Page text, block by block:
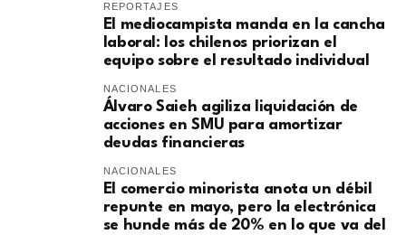
REPORTAJES
El mediocampista manda en la cancha
laboral: los chilenos priorizan el
equipo sobre el resultado individual
NACIONALES
​Álvaro Saieh agiliza liquidación de
acciones en SMU para amortizar
deudas financieras
NACIONALES
El comercio minorista anota un débil
repunte en mayo, pero la electrónica
se hunde más de 20% en lo que va del